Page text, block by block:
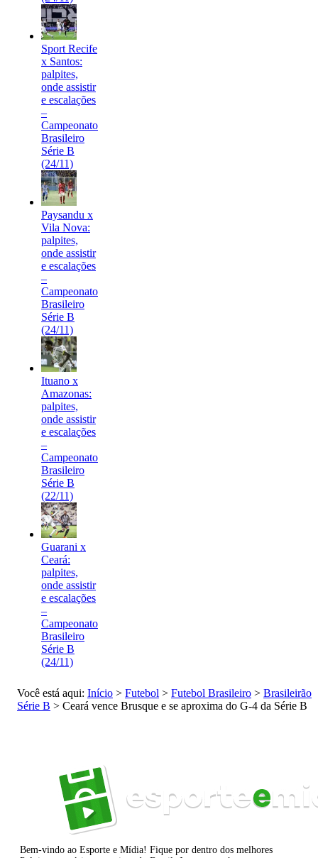
Sport Recife
x Santos:
palpites,
onde assistir
e escalações
–
Campeonato
Brasileiro
Série B
(24/11)
Paysandu x
Vila Nova:
palpites,
onde assistir
e escalações
–
Campeonato
Brasileiro
Série B
(24/11)
Ituano x
Amazonas:
palpites,
onde assistir
e escalações
–
Campeonato
Brasileiro
Série B
(22/11)
Guarani x
Ceará:
palpites,
onde assistir
e escalações
–
Campeonato
Brasileiro
Série B
(24/11)
Você está aqui: Início > Futebol > Futebol Brasileiro > Brasileirão
Série B > Ceará vence Brusque e se aproxima do G-4 da Série B
Bem-vindo ao Esporte e Mídia! Fique por dentro dos melhores